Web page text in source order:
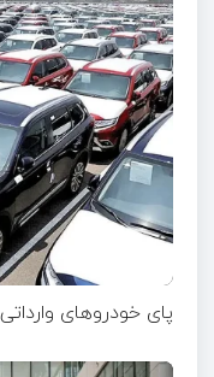
پای خودروهای